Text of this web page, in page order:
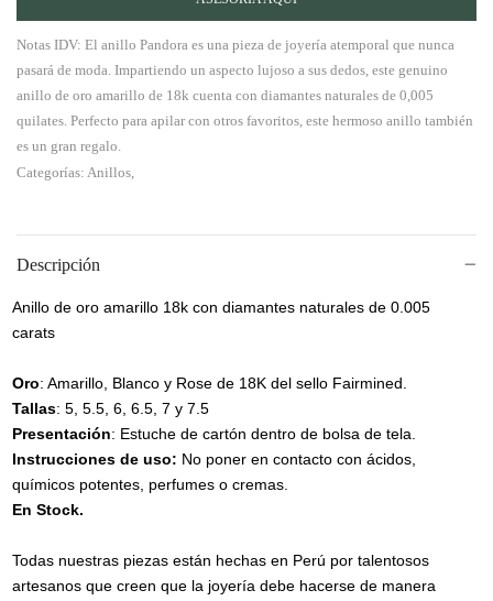
Notas IDV: El anillo Pandora es una pieza de joyería atemporal que nunca
pasará de moda. Impartiendo un aspecto lujoso a sus dedos, este genuino
anillo de oro amarillo de 18k cuenta con diamantes naturales de 0,005
quilates. Perfecto para apilar con otros favoritos, este hermoso anillo también
es un gran regalo.
Categorías: Anillos,
Descripción
Anillo de oro amarillo 18k con diamantes naturales de 0.005
carats
Oro: Amarillo, Blanco y Rose de 18K del sello Fairmined.
Tallas: 5, 5.5, 6, 6.5, 7 y 7.5
Presentación: Estuche de cartón dentro de bolsa de tela.
Instrucciones de uso: No poner en contacto con ácidos,
químicos potentes, perfumes o cremas.
En Stock.
Todas nuestras piezas están hechas en Perú por talentosos
artesanos que creen que la joyería debe hacerse de manera